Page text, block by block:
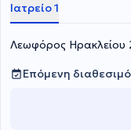
Ιατρείο 1
Λεωφόρος Ηρακλείου
Επόμενη